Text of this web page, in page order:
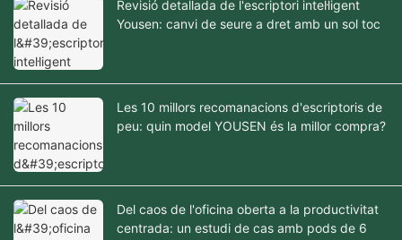
Revisió detallada de l'escriptori intel·ligent
Yousen: canvi de seure a dret amb un sol toc
Les 10 millors recomanacions d'escriptoris de
peu: quin model YOUSEN és la millor compra?
Del caos de l'oficina oberta a la productivitat
centrada: un estudi de cas amb pods de 6